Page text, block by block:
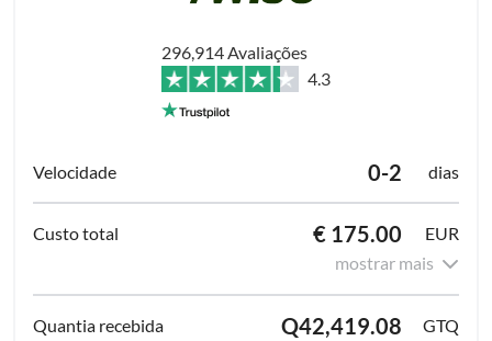
296,914 Avaliações
4.3
0-2 dias
€ 175.00
EUR
mostrar mais
Q42,419.08 GTQ